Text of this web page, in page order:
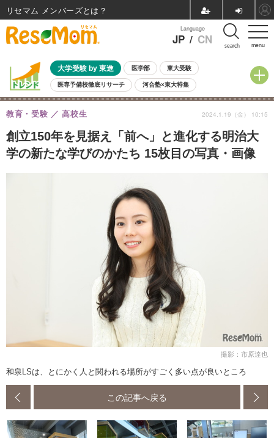
menu
Language
JP / CN search
大学受験 by 東進 医学部 東大受験
医専予備校徹底リサーチ 河合塾×東大特集
親子で考える大学選び 高校受験 中学受験 小学校受験
共通テスト 夏休み
8月開催イベント・WS 全国公立高校 過去問 人気記事
自由研究教材（小学生向け） 自由研究教材（中学生向け） ランキング
創立150年を見据え「前へ」と進化する明治大
学の新たな学びのかたち 15枚目の写真・画像
教育・受験 高校生 2024.1.19（金） 10:15
撮影：市原達也
和泉LSは、とにかく人と関われる場所がすごく多い点が良いところ
この記事へ戻る
リセマム メンバーズ